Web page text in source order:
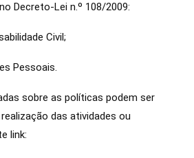
Decreto-Lei n.º 108/2009:
Civil;
Pessoais.
sobre as políticas podem ser
das atividades ou
link: